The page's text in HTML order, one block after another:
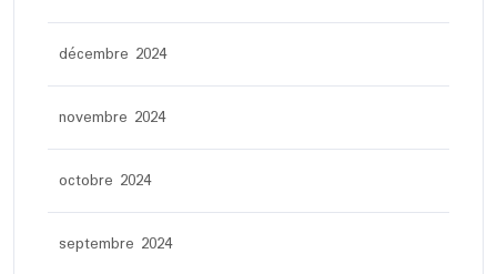
décembre 2024
novembre 2024
octobre 2024
septembre 2024